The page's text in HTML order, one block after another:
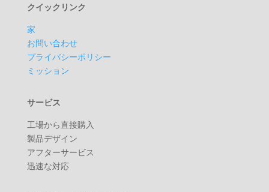
クイックリンク
家
お問い合わせ
プライバシーポリシー
ミッション
サービス
工場から直接購入
製品デザイン
アフターサービス
迅速な対応